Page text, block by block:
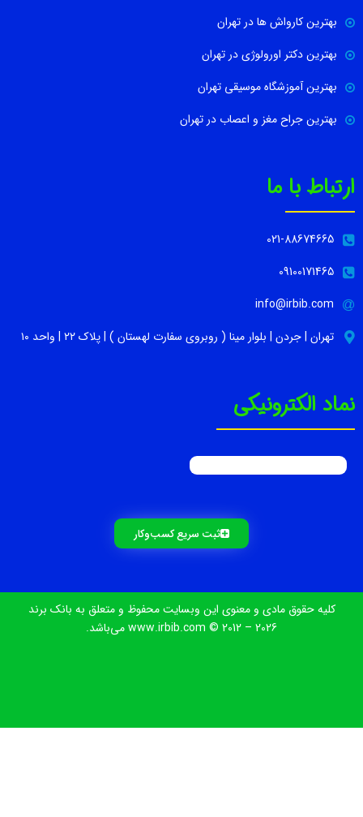
بهترین کارواش ها در تهران
بهترین دکتر اورولوژی در تهران
بهترین آموزشگاه موسیقی تهران
بهترین جراح مغز و اعصاب در تهران
ارتباط با ما
021-88674665
09100171465
info@irbib.com
تهران | جردن | بلوار مینا ( روبروی سفارت لهستان ) | پلاک ۲۲ | واحد ۱۰
نماد الکترونیکی
ثبت سریع کسب‌و‌کار
کلیه حقوق مادی و معنوی این وبسایت محفوظ و متعلق به بانک برند
www.irbib.com © 2012 – 2026 می‌باشد.